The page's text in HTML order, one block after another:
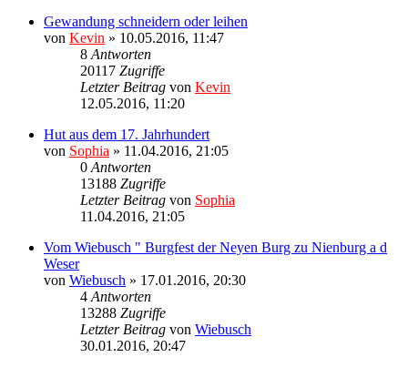
Gewandung schneidern oder leihen
von Kevin » 10.05.2016, 11:47
8Antworten
20117 Zugriffe
Letzter Beitrag von Kevin
12.05.2016, 11:20
Hut aus dem 17. Jahrhundert
von Sophia » 11.04.2016, 21:05
0Antworten
13188 Zugriffe
Letzter Beitrag von Sophia
11.04.2016, 21:05
Vom Wiebusch " Burgfest der Neyen Burg zu Nienburg a d
Weser
von Wiebusch » 17.01.2016, 20:30
4Antworten
13288 Zugriffe
Letzter Beitrag von Wiebusch
30.01.2016, 20:47